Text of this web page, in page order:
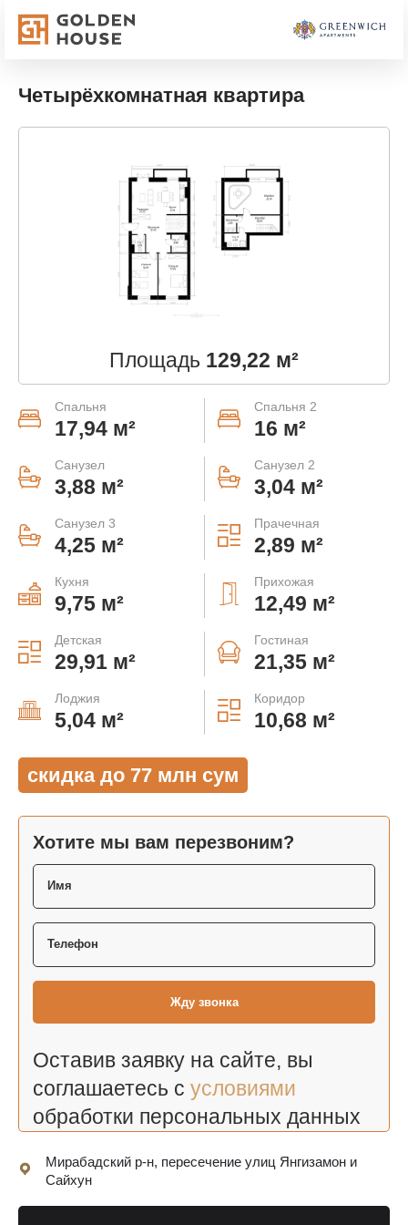
Четырёхкомнатная квартира
Площадь 129,22 м²
Спальня
17,94 м²
Спальня 2
16 м²
Санузел
3,88 м²
Санузел 2
3,04 м²
Санузел 3
4,25 м²
Прачечная
2,89 м²
Кухня
9,75 м²
Прихожая
12,49 м²
Детская
29,91 м²
Гостиная
21,35 м²
Лоджия
5,04 м²
Коридор
10,68 м²
скидка до 77 млн сум
Хотите мы вам перезвоним?
Оставив заявку на сайте, вы
соглашаетесь с условиями
обработки персональных данных
Мирабадский р-н, пересечение улиц Янгизамон и
Сайхун